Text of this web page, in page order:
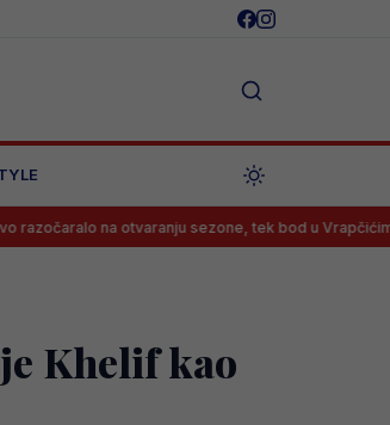
otvaranju sezone, tek bod u Vrapčićima
Khelif kao